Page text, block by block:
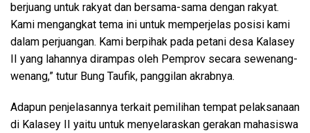
berjuang untuk rakyat dan bersama-sama dengan rakyat.
Kami mengangkat tema ini untuk memperjelas posisi kami
dalam perjuangan. Kami berpihak pada petani desa Kalasey
II yang lahannya dirampas oleh Pemprov secara sewenang-
wenang,” tutur Bung Taufik, panggilan akrabnya.
Adapun penjelasannya terkait pemilihan tempat pelaksanaan
di Kalasey II yaitu untuk menyelaraskan gerakan mahasiswa